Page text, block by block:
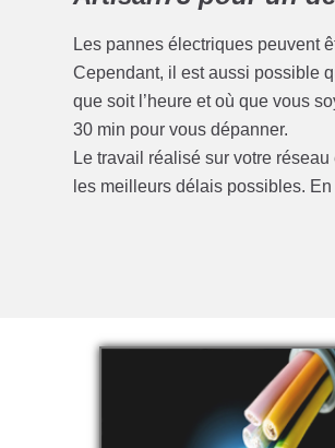
Les pannes électriques peuvent
Cependant, il est aussi possible
que soit l’heure et où que vous
30 min pour vous dépanner.
Le travail réalisé sur votre
les meilleurs délais possibles.